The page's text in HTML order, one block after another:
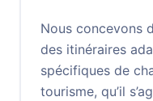
Nous concevons
des itinéraires
spécifiques de
tourisme, qu’il